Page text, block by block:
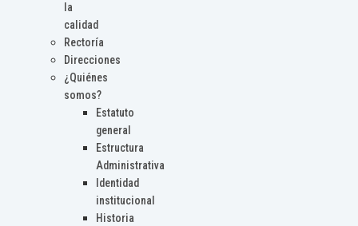
la
calidad
Rectoría
Direcciones
¿Quiénes
somos?
Estatuto
general
Estructura
Administrativa
Identidad
institucional
Historia